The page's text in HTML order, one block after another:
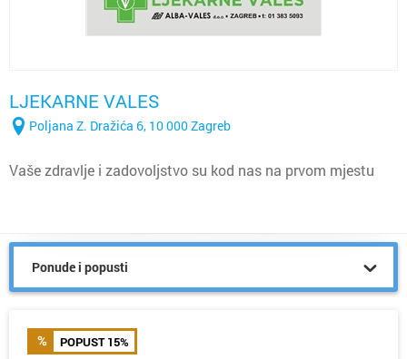
LJEKARNE VALES
Poljana Z. Dražića 6, 10 000 Zagreb
Vaše zdravlje i zadovoljstvo su kod nas na prvom mjestu
Ponude i popusti
POPUST 15%